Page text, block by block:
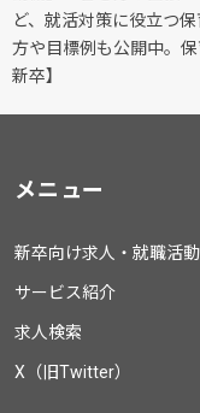
ど、就活対策に役立つ
方や目標例も公開中。
新卒】
メニュー
新卒向け求人・就職活
サービス紹介
求人検索
X（旧Twitter）